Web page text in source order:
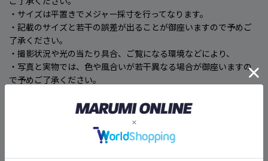
・サイズは平置きでメジャー採寸を行ってなります。
・記載のサイズと若干の誤差が出ることが御座いますので予めご
了承ください。
・撮影状況や光の当たり具合、ご覧になる環境などにより、
・写真と実物では、色や風合いが若干異なる場合が御座いますの
で予めご了承ください。
こちらの商品のお届け予定日